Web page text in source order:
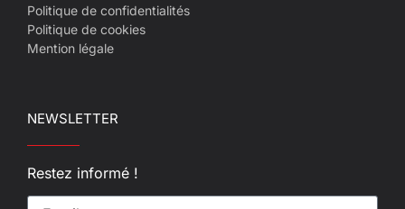
Politique de confidentialités
Politique de cookies
Mention légale
NEWSLETTER
Restez informé !